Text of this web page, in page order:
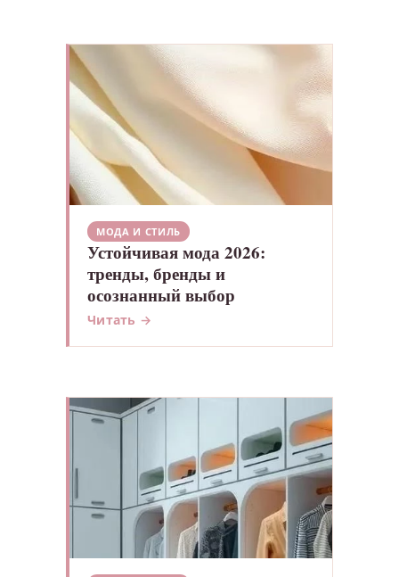
МОДА И СТИЛЬ
Устойчивая мода 2026:
тренды, бренды и
осознанный выбор
Читать →